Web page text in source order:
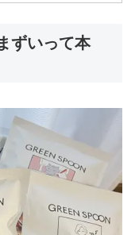
ずいって本